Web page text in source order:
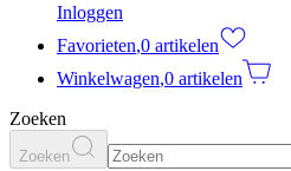
Inloggen
Favorieten,0 artikelen
Winkelwagen,0 artikelen
Zoeken
Zoeken